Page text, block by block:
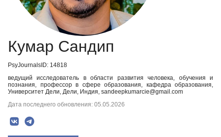
Кумар Сандип
PsyJournalsID: 14818
ведущий исследователь в области развития человека, обучения и
познания, профессор в сфере образования, кафедра образования,
Университет Дели, Дели, Индия, sandeepkumarcie@gmail.com
Дата последнего обновления: 05.05.2026